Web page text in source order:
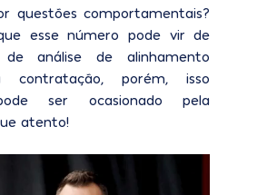
questões comportamentais?
esse número pode vir de
análise de alinhamento
contratação, porém, isso
ser ocasionado pela
atento!